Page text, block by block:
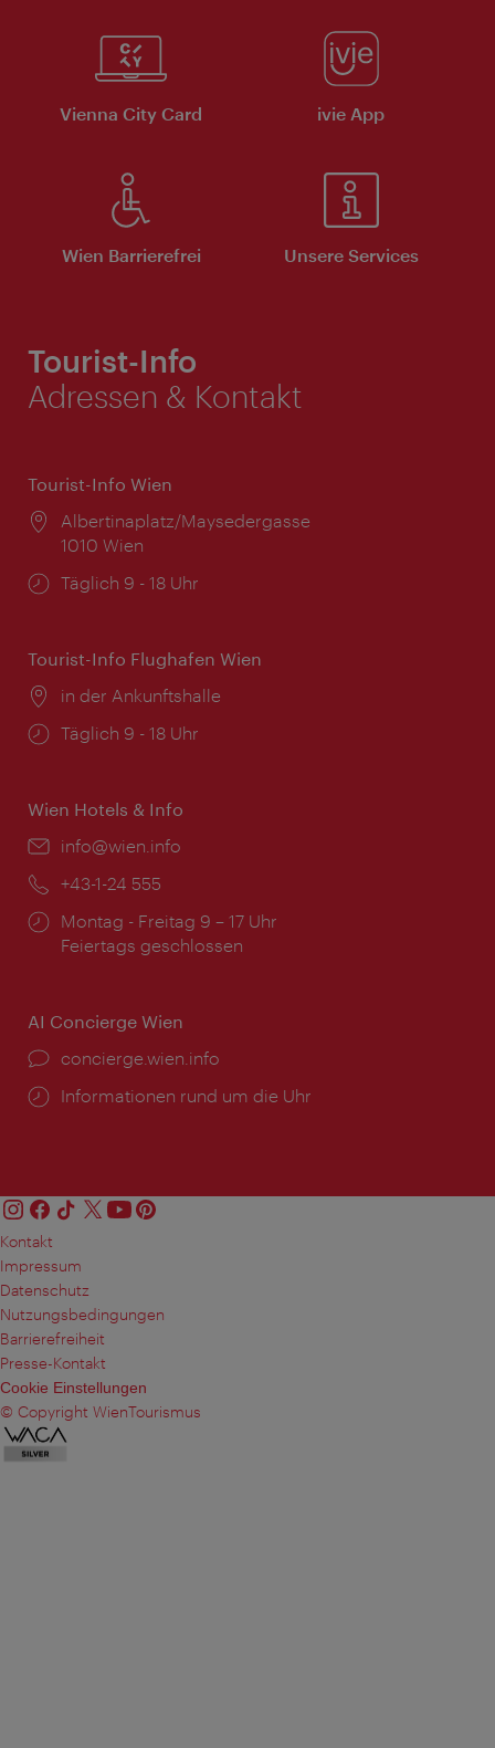
Vienna City Card ivie App
Wien Barrierefrei Unsere Services
Tourist-Info
Adressen & Kontakt
Tourist-Info Wien
Ort:
Albertinaplatz/Maysedergasse
1010 Wien
Öffnungszeiten:
Täglich 9 - 18 Uhr
Tourist-Info Flughafen Wien
Ort:
in der Ankunftshalle
Öffnungszeiten:
Täglich 9 - 18 Uhr
Wien Hotels & Info
Email:
info@wien.info
Telefon:
+43-1-24 555
Öffnungszeiten:
Montag - Freitag 9 – 17 Uhr
Feiertags geschlossen
AI Concierge Wien
Ort:
concierge.wien.info
Öffnungszeiten:
Informationen rund um die Uhr
Kontakt
Impressum
Datenschutz
Nutzungsbedingungen
Barrierefreiheit
Presse-Kontakt
Cookie Einstellungen
© Copyright WienTourismus